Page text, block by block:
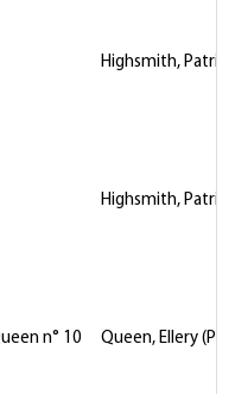
Highsmith,
Highsmith,
n° 10 Queen, Ellery